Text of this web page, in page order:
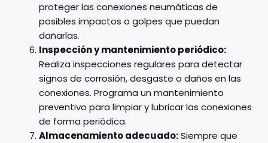
proteger las conexiones neumáticas de
posibles impactos o golpes que puedan
dañarlas.
Inspección y mantenimiento periódico:
Realiza inspecciones regulares para detectar
signos de corrosión, desgaste o daños en las
conexiones. Programa un mantenimiento
preventivo para limpiar y lubricar las conexiones
de forma periódica.
Almacenamiento adecuado:Siempre que